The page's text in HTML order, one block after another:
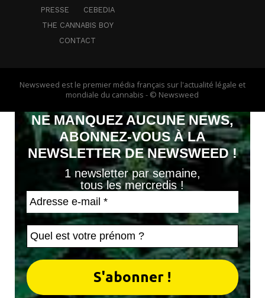
PRESSE
CEBEDIA
THE CANNABIS BOY
CONTACT
Newsweed est le premier média français sur l'actualité légale et
mondiale du cannabis - © Newsweed
NE MANQUEZ AUCUNE NEWS,
ABONNEZ-VOUS À LA
NEWSLETTER DE NEWSWEED !
1 newsletter par semaine,
tous les mercredis !